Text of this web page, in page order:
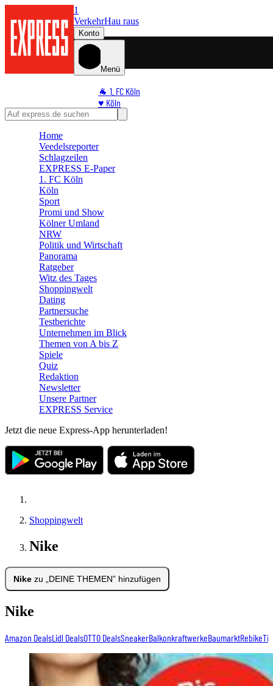
1
VerkehrHau raus
Konto
Menü
🐐 1. FC Köln
♥️ Köln
🛒 Shoppingwelt
Home
Veedelsreporter
Schlagzeilen
EXPRESS E-Paper
1. FC Köln
Köln
Sport
Promi und Show
Kölner Umland
NRW
Politik und Wirtschaft
Panorama
Ratgeber
Witz des Tages
Shoppingwelt
Dating
Partnersuche
Testberichte
Unternehmen im Blick
Themen von A bis Z
Spiele
Quiz
Redaktion
Newsletter
Unsere Partner
EXPRESS Service
Jetzt die neue Express-App herunterladen!
Shoppingwelt
Nike
Nike zu „DEINE THEMEN” hinzufügen
Nike
Amazon DealsLidl DealsOTTO DealsSneakerBalkonkraftwerkeBaumarktRebike